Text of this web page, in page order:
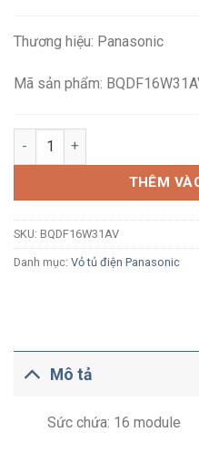
Thương hiệu: Panasonic
Mã sản phẩm:
Tủ điện âm tường
THÊM
SKU: BQDF16W31AV
Danh mục: Vỏ tủ điện Panasonic
Mô tả
Sức chứa: 16 module